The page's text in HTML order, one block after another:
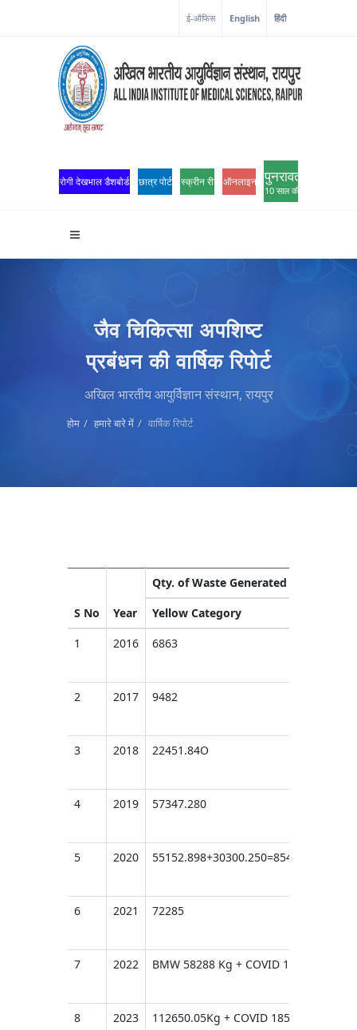
ई-ऑफिस English हिंदी
रोगी देखभाल डैशबोर्ड छात्र पोर्टल स्क्रीन रीडर एक्सेसऑनलाइन ओपीडी पंजीकरण
पुनरावर्तन
10 साल की उत्कृष्टता
जैव चिकित्सा अपशिष्ट
प्रबंधन की वार्षिक रिपोर्ट
अखिल भारतीय आयुर्विज्ञान संस्थान, रायपुर
होम हमारे बारे में वार्षिक रिपोर्ट
S No Year
Qty. of Waste Generated (Kg)
Yellow Category
1
2016 6863
2 2017 9482
3 2018 22451.84O
4 2019 57347.280
5 2020 55152.898+30300.250=85453.148KG
6 2021 72285
7 2022 BMW 58288 Kg + COVID 19 WASTE
8 2023 112650.05Kg + COVID 185Kg +